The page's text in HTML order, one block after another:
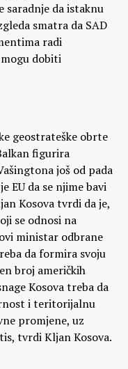
da istaknu
smatra da SAD
radi
mogu dobiti
geostrateške obrte
figurira
još od pada
EU da se njime bavi
Kosova tvrdi da je,
se odnosi na
ministar odbrane
da formira svoju
broj američkih
Kosova treba da
i teritorijalnu
promjene, uz
tvrdi Kljan Kosova.